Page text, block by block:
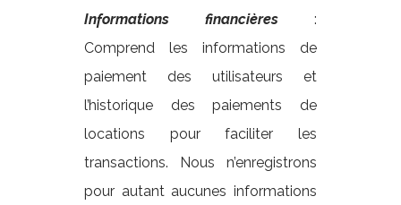
Informations financières :
Comprend les informations de
paiement des utilisateurs et
l’historique des paiements de
locations pour faciliter les
transactions. Nous n’enregistrons
pour autant aucunes informations